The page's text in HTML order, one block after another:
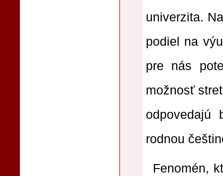
univerzita.
podiel na
pre nás
možnosť
odpovedajú
rodnou
Fenomén,